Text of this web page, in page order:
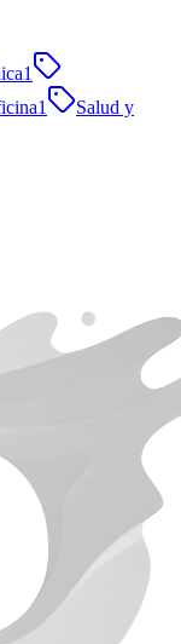
1
1
Salud y